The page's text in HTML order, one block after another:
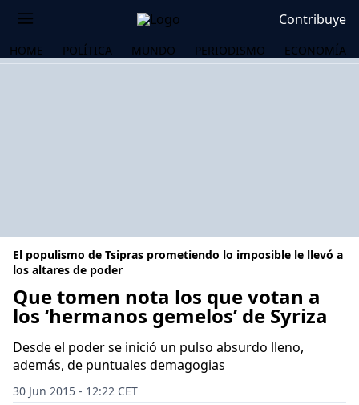
Contribuye
HOME POLÍTICA MUNDO PERIODISMO ECONOMÍA
El populismo de Tsipras prometiendo lo imposible le llevó a
los altares de poder
Que tomen nota los que votan a
los ‘hermanos gemelos’ de Syriza
Desde el poder se inició un pulso absurdo lleno,
además, de puntuales demagogias
30 Jun 2015 - 12:22 CET